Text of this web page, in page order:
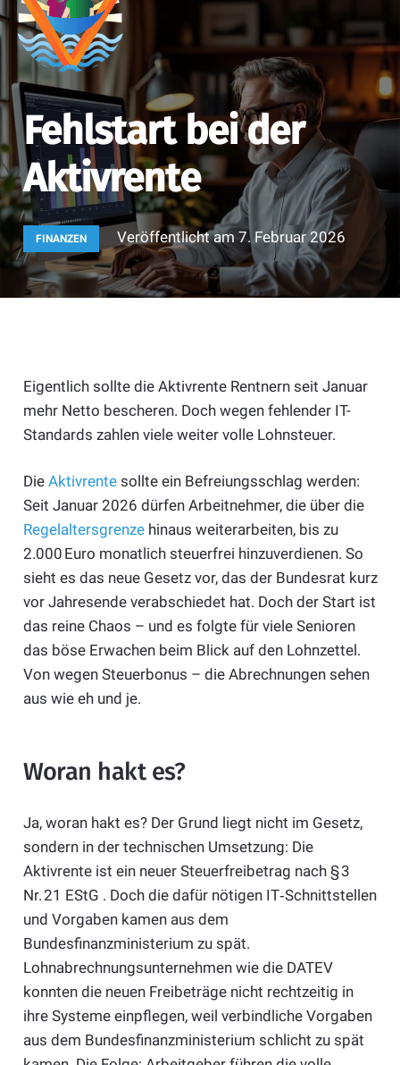
Fehlstart bei der
Aktivrente
FINANZEN Veröffentlicht am7. Februar 2026
Eigentlich sollte die Aktivrente Rentnern seit Januar
mehr Netto bescheren. Doch wegen fehlender IT-
Standards zahlen viele weiter volle Lohnsteuer.
Die Aktivrentesollte ein Befreiungsschlag werden:
Seit Januar 2026 dürfen Arbeitnehmer, die über die
Regelaltersgrenzehinaus weiterarbeiten, bis zu
2.000 Euro monatlich steuerfrei hinzuverdienen. So
sieht es das neue Gesetz vor, das der Bundesrat kurz
vor Jahresende verabschiedet hat. Doch der Start ist
das reine Chaos – und es folgte für viele Senioren
das böse Erwachen beim Blick auf den Lohnzettel.
Von wegen Steuerbonus – die Abrechnungen sehen
aus wie eh und je.
Woran hakt es?
Ja, woran hakt es? Der Grund liegt nicht im Gesetz,
sondern in der technischen Umsetzung: Die
Aktivrente ist ein neuer Steuerfreibetrag nach § 3
Nr. 21 EStG . Doch die dafür nötigen IT‑Schnittstellen
und Vorgaben kamen aus dem
Bundesfinanzministerium zu spät.
Lohnabrechnungsunternehmen wie die DATEV
konnten die neuen Freibeträge nicht rechtzeitig in
ihre Systeme einpflegen, weil verbindliche Vorgaben
aus dem Bundesfinanzministerium schlicht zu spät